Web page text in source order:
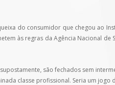
do consumidor que chegou ao
às regras da Agência Nacional de
são fechados sem
classe profissional. Seria um jogo